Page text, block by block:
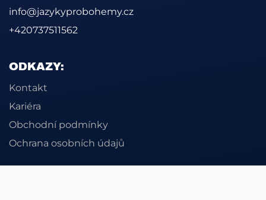
info@jazykyprobohemy.cz
+420737511562
ODKAZY:
Kontakt
Kariéra
Obchodní podmínky
Ochrana osobních údajů